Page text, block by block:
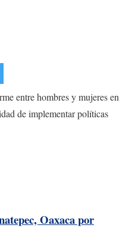
entre hombres y mujeres en
de implementar políticas
Oaxaca por